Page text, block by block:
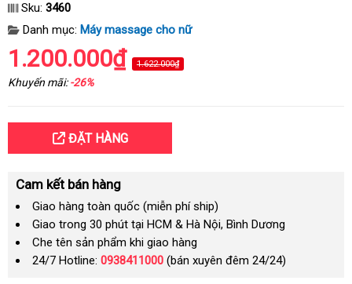
Sku: 3460
Danh mục: Máy massage cho nữ
1.200.000₫ 1.622.000₫
Khuyến mãi:-26%
ĐẶT HÀNG
Cam kết bán hàng
Giao hàng toàn quốc (miễn phí ship)
Giao trong 30 phút tại HCM & Hà Nội, Bình Dương
Che tên sản phẩm khi giao hàng
24/7 Hotline: 0938411000 (bán xuyên đêm 24/24)